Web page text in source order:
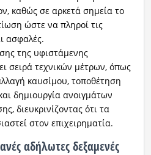
καθώς σε αρκετά σημεία το
ώστε να πληροί τις
ασφαλές.
της υφιστάμενης
σειρά τεχνικών μέτρων, όπως
καυσίμου, τοποθέτηση
δημιουργία ανοιγμάτων
διευκρινίζοντας ότι τα
στον επιχειρηματία.
αδήλωτες δεξαμενές